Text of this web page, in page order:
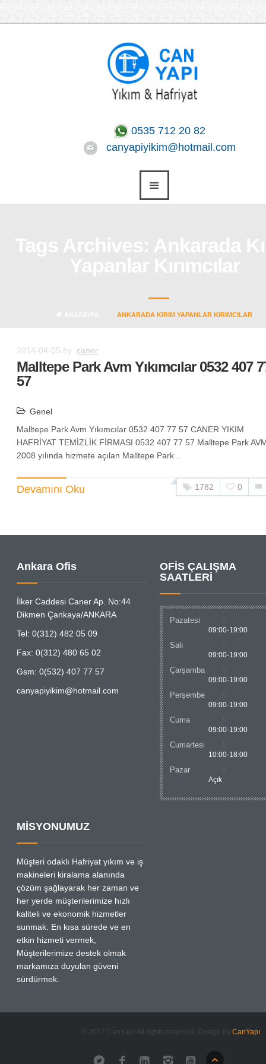
0535 712 20 82
canyapiyikim@hotmail.com
ANKARADA KIRIM YAPANLAR KIRIMCILAR
2014-04-05 by caner
Malltepe Park Avm Yıkımcılar 0532 407
57
Genel
Malltepe Park Avm Yıkımcılar 0532 407 77 57 CANER YIKIM
HAFRİYAT TEMİZLİK FİRMASI 0532 407 77 57 Malltepe Park
2008 yılında hizmete açılan Malltepe Park ..
Devamını Oku 1782 0
Ankara Ofis
İlker Caddesi Caner Ap. No:44
Dikmen Çankaya/ANKARA
Tel: 0(312) 482 05 09
Fax: 0(312) 480 65 02
Gsm: 0(532) 407 77 57
canyapiyikim@hotmail.com
OFİS ÇALIŞMA
SAATLERİ
Pazatesi
09:00-19:00
Salı
09:00-19:00
Çarşamba
09:00-19:00
Perşembe
09:00-19:00
Cuma
09:00-19:00
Cumartesi
10:00-18:00
Pazar
Açık
MİSYONUMUZ
Müşteri odaklı Hafriyat yıkım ve iş
makineleri kiralama alanında
çözüm şağlayarak her zaman ve
her yerde müşterilerimize hızlı
kaliteli ve ekonomik hizmetler
sunmak. En kısa sürede ve en
etkin hizmeti vermek,
Müşterilerimize destek olmak
markamıza duyulan güveni
sürdürmek.
© 2017 CanYapı All rights reserved. Design by CanYapı